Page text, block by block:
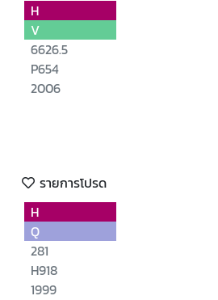
H
V
6626.5
P654
2006
รายการโปรด
H
Q
281
H918
1999